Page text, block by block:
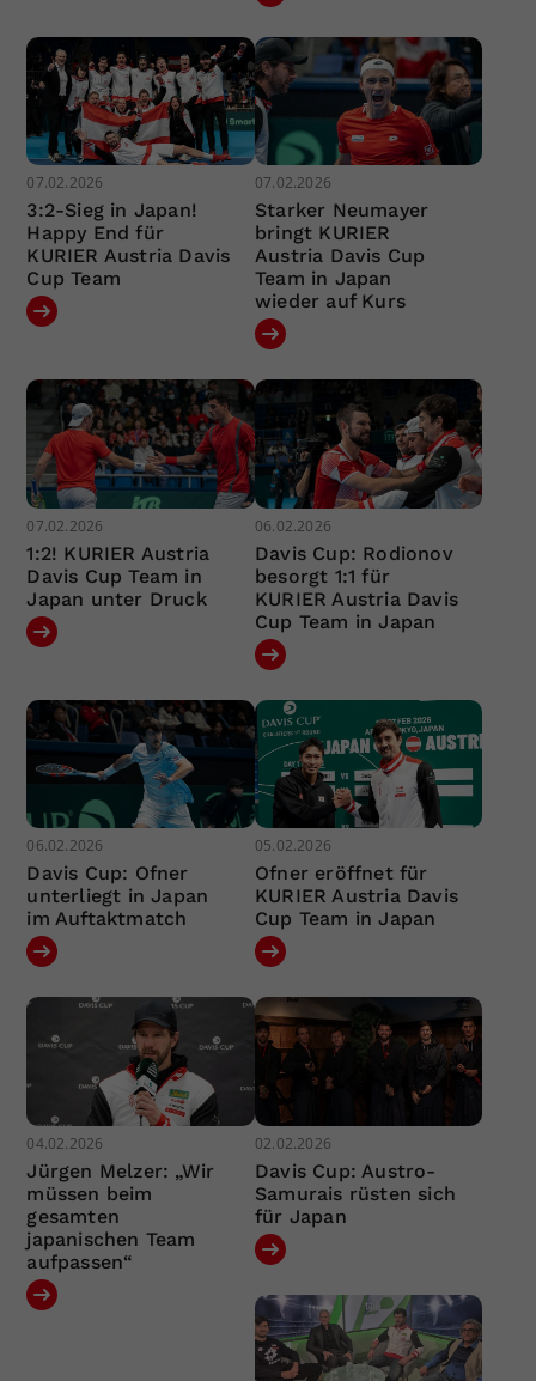
07.02.2026
3:2-Sieg in Japan!
Happy End für
KURIER Austria Davis
Cup Team
07.02.2026
Starker Neumayer
bringt KURIER
Austria Davis Cup
Team in Japan
wieder auf Kurs
07.02.2026
1:2! KURIER Austria
Davis Cup Team in
Japan unter Druck
06.02.2026
Davis Cup: Rodionov
besorgt 1:1 für
KURIER Austria Davis
Cup Team in Japan
06.02.2026
Davis Cup: Ofner
unterliegt in Japan
im Auftaktmatch
05.02.2026
Ofner eröffnet für
KURIER Austria Davis
Cup Team in Japan
04.02.2026
Jürgen Melzer: „Wir
müssen beim
gesamten
japanischen Team
aufpassen“
02.02.2026
Davis Cup: Austro-
Samurais rüsten sich
für Japan